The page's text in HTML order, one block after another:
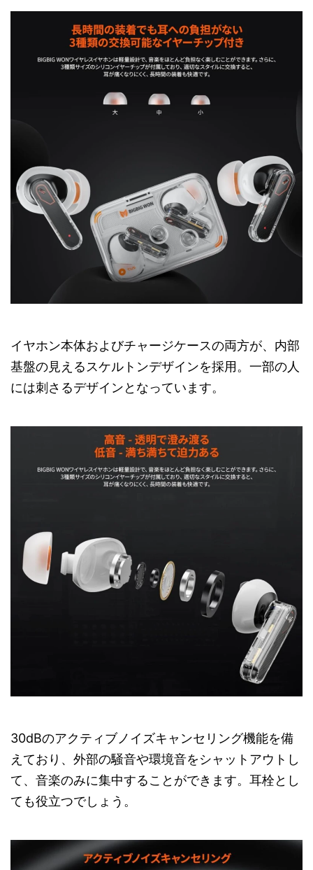
イヤホン本体およびチャージケースの両方が、内部
基盤の見えるスケルトンデザインを採用。一部の人
には刺さるデザインとなっています。
30dBのアクティブノイズキャンセリング機能を備
えており、外部の騒音や環境音をシャットアウトし
て、音楽のみに集中することができます。耳栓とし
ても役立つでしょう。